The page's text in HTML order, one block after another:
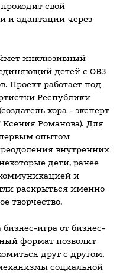
свой
и адаптации через
инклюзивный
детей с ОВЗ
Проект работает под
Республики
(создатель хора - эксперт
Ксения Романова). Для
опытом
внутренних
дети, ранее
и
раскрыться именно
творчество.
игра от бизнес-
формат позволит
друг с другом,
социальной